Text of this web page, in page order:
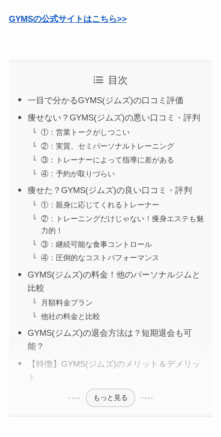
GYMSの公式サイトはこちら>>
目次
一目で分かるGYMS(ジムズ)の口コミ評価
痩せない？GYMS(ジムズ)の悪い口コミ・評判
①：営業トークがしつこい
②：実質、セミパーソナルトレーニング
③：トレーナーによって指導に差がある
④：予約が取りづらい
痩せた？GYMS(ジムズ)の良い口コミ・評判
①：親身に応じてくれるトレーナー
②：トレーニングだけじゃない！痩身エステも魅
力的！
③：継続可能な食事コントロール
④：圧倒的なコストパフォーマンス
GYMS(ジムズ)の料金！他のパーソナルジムと
比較
月額料金プラン
他社の料金と比較
GYMS(ジムズ)の退会方法は？短期退会も可
能？
【特徴】GYMS(ジムズ)のメリット＆デメリッ
ト
もっと見る